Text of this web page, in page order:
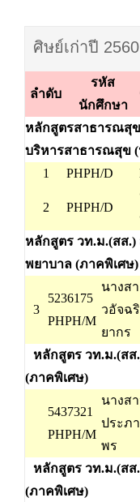
ศิษย์เก่าปี 2560
ลำดับ
รหัส
นักศึกษา
หลักสูตรสาธารณสุ
บริหารสาธารณสุข
1
PHPH/D
2 PHPH/D
หลักสูตร วท.ม.(สส.)
พยาบาล (ภาคพิเศษ)
3
5236175
PHPH/M
นางสา
วอัจฉริ
ยากร
หลักสูตร วท.ม.(ส
(ภาคพิเศษ)
5437321
PHPH/M
นางส
ประภา
พร
หลักสูตร วท.ม.(ส
(ภาคพิเศษ)